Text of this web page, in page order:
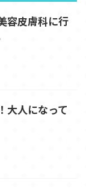
容皮膚科に行
大人になって